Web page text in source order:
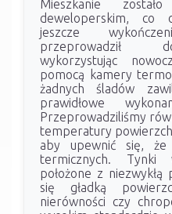
Mieszkanie
deweloperskim, co
jeszcze
przeprowadził
wykorzystując
pomocą kamery
żadnych śladów
prawidłowe
Przeprowadziliśmy
temperatury
aby upewnić się,
termicznych. Tynki
położone z niezwykłą
się gładką
nierówności czy